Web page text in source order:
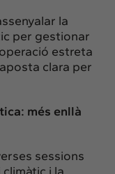
la
per gestionar
estreta
clara per
més enllà
sessions